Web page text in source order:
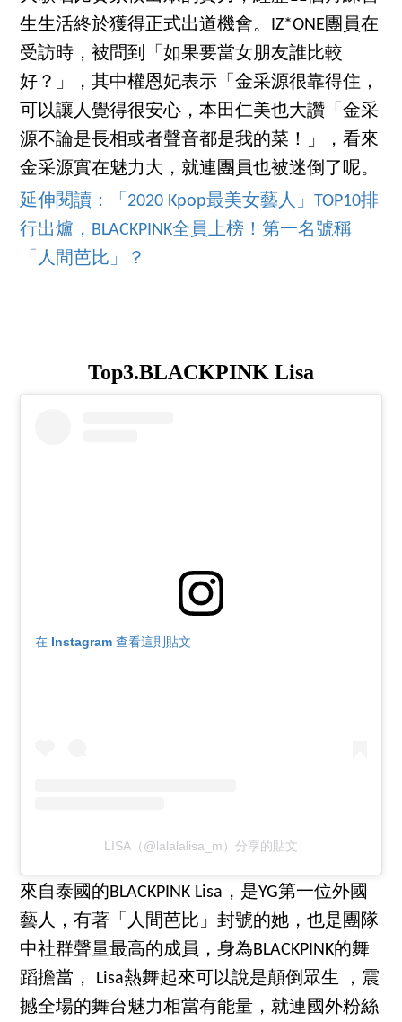
生生活終於獲得正式出道機會。IZ*ONE團員在
受訪時，被問到「如果要當女朋友誰比較
好？」，其中權恩妃表示「金采源很靠得住，
可以讓人覺得很安心，本田仁美也大讚「金采
源不論是長相或者聲音都是我的菜！」，看來
金采源實在魅力大，就連團員也被迷倒了呢。
延伸閱讀：「2020 Kpop最美女藝人」TOP10排
行出爐，BLACKPINK全員上榜！第一名號稱
「人間芭比」？
Top3.BLACKPINK Lisa
在 Instagram 查看這則貼文
LISA（@lalalalisa_m）分享的貼文
來自泰國的BLACKPINK Lisa，是YG第一位外國
藝人，有著「人間芭比」封號的她，也是團隊
中社群聲量最高的成員，身為BLACKPINK的舞
蹈擔當， Lisa熱舞起來可以說是顛倒眾生 ，震
撼全場的舞台魅力相當有能量，就連國外粉絲